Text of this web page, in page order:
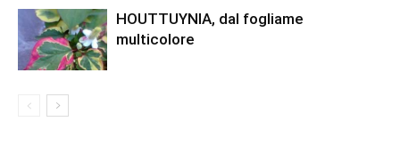
HOUTTUYNIA, dal fogliame
multicolore